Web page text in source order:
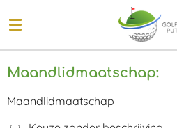
direct
naar
de
hoofdinhoud
Maandlidmaatschap:
Maandlidmaatschap